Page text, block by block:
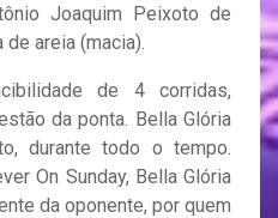
Joaquim Peixoto de
areia (macia).
de 4 corridas,
da ponta. Bella Glória
durante todo o tempo.
On Sunday, Bella Glória
da oponente, por quem